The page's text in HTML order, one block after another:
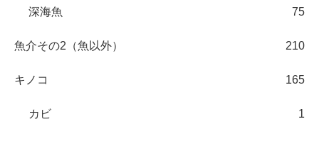
深海魚 75
魚介その2（魚以外） 210
キノコ 165
カビ 1